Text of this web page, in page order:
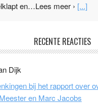
en…Lees meer › [...]
Ward van Beek
Ze hopen ermee hun
meer zuurstof opnemen.
effect. Maar het gevoel
RECENTE REACTIES
Dijk
bij het rapport over
en Marc Jacobs